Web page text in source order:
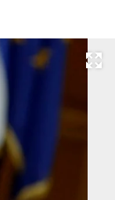
Развернуть